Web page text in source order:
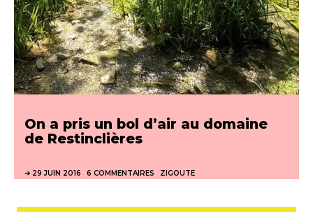
On a pris un bol d’air au domaine
de Restinclières
29 JUIN 2016 6 COMMENTAIRES ZIGOUTE